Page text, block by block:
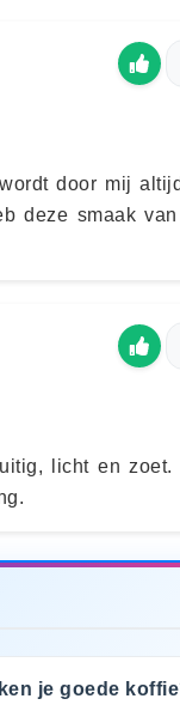
door mij
deze smaak
licht en zoet.
je goede